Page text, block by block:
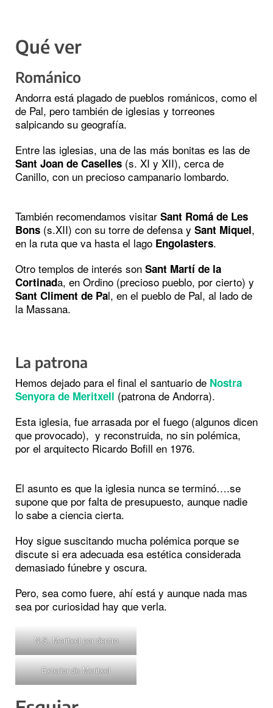
Qué ver
Románico
Andorra está plagado de pueblos románicos, como el
de Pal, pero también de iglesias y torreones
salpicando su geografía.
Entre las iglesias, una de las más bonitas es las de
Sant Joan de Caselles (s. XI y XII), cerca de
Canillo, con un precioso campanario lombardo.
También recomendamos visitar Sant Romá de Les
Bons (s.XII) con su torre de defensa y Sant Miquel,
en la ruta que va hasta el lago Engolasters.
Otro templos de interés son Sant Martí de la
Cortinada, en Ordino (precioso pueblo, por cierto) y
Sant Climent de Pal, en el pueblo de Pal, al lado de
la Massana.
La patrona
Hemos dejado para el final el santuario de Nostra
Senyora de Meritxell (patrona de Andorra).
Esta iglesia, fue arrasada por el fuego (algunos dicen
que provocado), y reconstruida, no sin polémica,
por el arquitecto Ricardo Bofill en 1976.
El asunto es que la iglesia nunca se terminó….se
supone que por falta de presupuesto, aunque nadie
lo sabe a ciencia cierta.
Hoy sigue suscitando mucha polémica porque se
discute si era adecuada esa estética considerada
demasiado fúnebre y oscura.
Pero, sea como fuere, ahí está y aunque nada mas
sea por curiosidad hay que verla.
N.S. Meritxel por dentro
Exterior de Meritxel